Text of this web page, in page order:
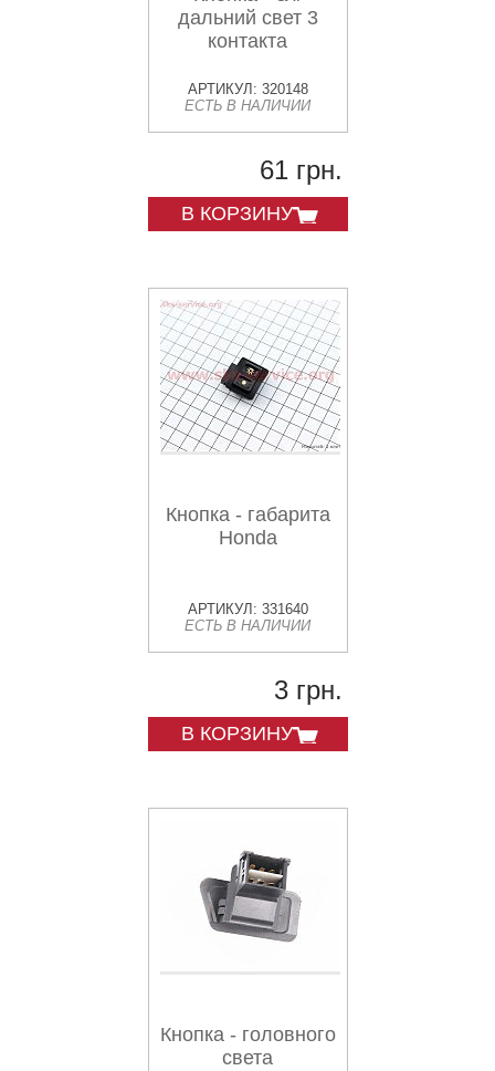
дальний свет 3
контакта
АРТИКУЛ: 320148
ЕСТЬ В НАЛИЧИИ
61 грн.
В КОРЗИНУ
Кнопка - габарита
Honda
АРТИКУЛ: 331640
ЕСТЬ В НАЛИЧИИ
3 грн.
В КОРЗИНУ
Кнопка - головного
света